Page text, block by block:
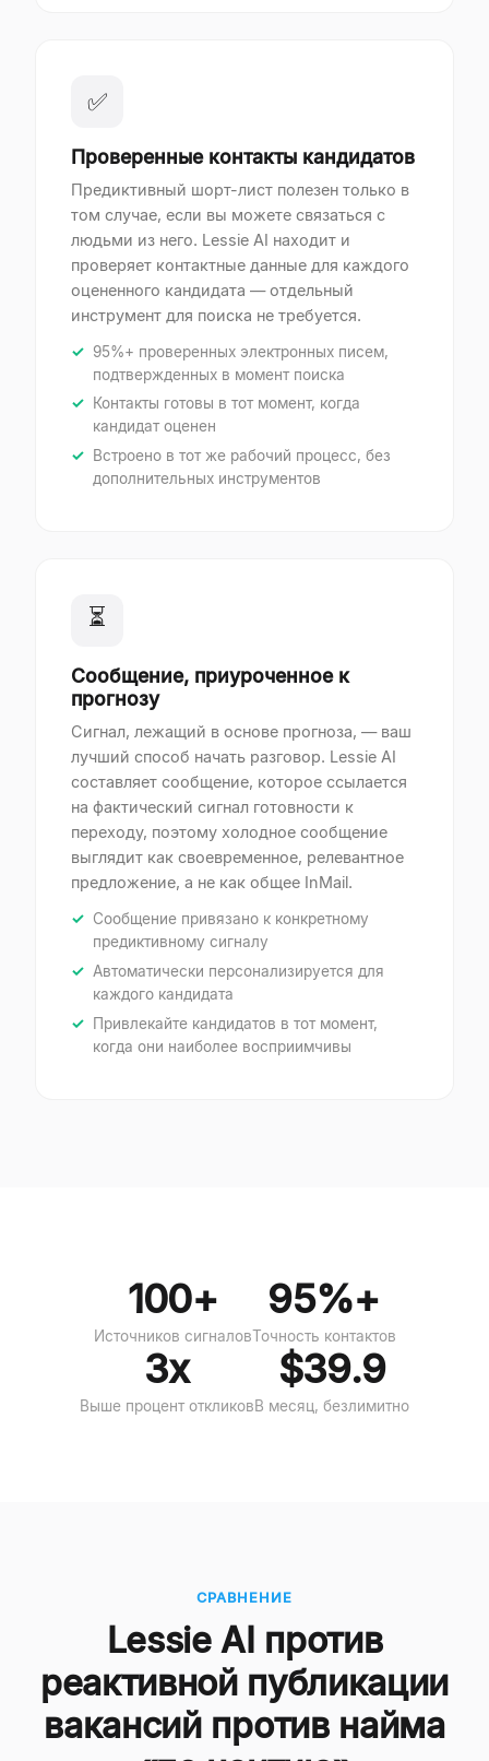
✅
Проверенные контакты кандидатов
Предиктивный шорт-лист полезен только в
том случае, если вы можете связаться с
людьми из него. Lessie AI находит и
проверяет контактные данные для каждого
оцененного кандидата — отдельный
инструмент для поиска не требуется.
95%+ проверенных электронных писем,
подтвержденных в момент поиска
Контакты готовы в тот момент, когда
кандидат оценен
Встроено в тот же рабочий процесс, без
дополнительных инструментов
⏳
Сообщение, приуроченное к
прогнозу
Сигнал, лежащий в основе прогноза, — ваш
лучший способ начать разговор. Lessie AI
составляет сообщение, которое ссылается
на фактический сигнал готовности к
переходу, поэтому холодное сообщение
выглядит как своевременное, релевантное
предложение, а не как общее InMail.
Сообщение привязано к конкретному
предиктивному сигналу
Автоматически персонализируется для
каждого кандидата
Привлекайте кандидатов в тот момент,
когда они наиболее восприимчивы
100+
Источников сигналов
95%+
Точность контактов
3x
Выше процент откликов
$39.9
В месяц, безлимитно
СРАВНЕНИЕ
Lessie AI против
реактивной публикации
вакансий против найма